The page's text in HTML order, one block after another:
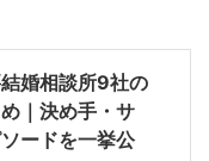
結婚相談所9社の
｜決め手・サ
ードを一挙公